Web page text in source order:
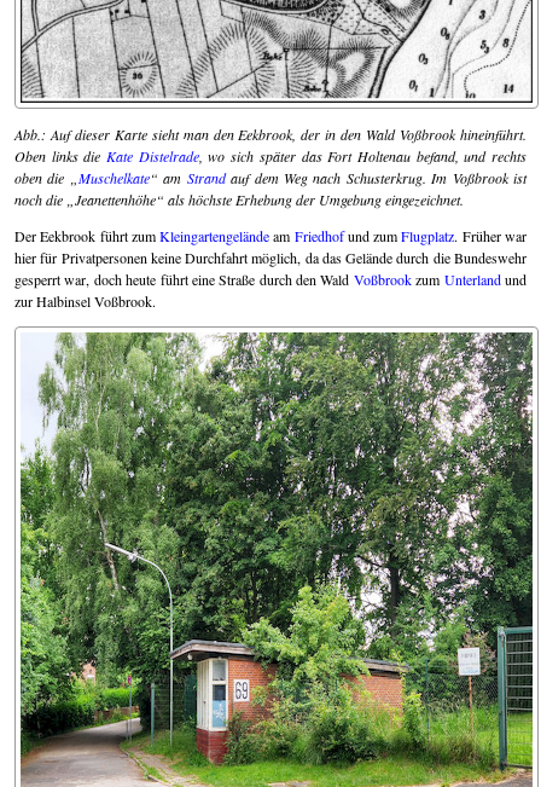
Abb.: Auf dieser Karte sieht man den Eekbrook, der in den Wald Voßbrook hineinführt.
Oben links die Kate Distelrade, wo sich später das Fort Holtenau befand, und rechts
oben die
Muschelkate am Strandauf dem Weg nach Schusterkrug. Im Voßbrook ist
noch die
Jeanettenhöhe
als höchste Erhebung der Umgebung eingezeichnet.
Der Eekbrook führt zumKleingartengeländeam Friedhofund zumFlugplatz. Früher war
hier für Privatpersonen keine Durchfahrt möglich, da das Gelände durch die Bundeswehr
gesperrt war, doch heute führt eine Straße durch den Wald Voßbrookzum Unterlandund
zur Halbinsel Voßbrook.